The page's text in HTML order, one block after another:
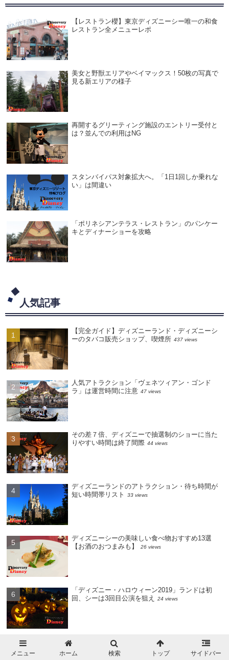
【レストラン櫻】東京ディズニーシー唯一の和食
レストラン全メニューレポ
美女と野獣エリアやベイマックス！50枚の写真で
見る新エリアの様子
再開するグリーティング施設のエントリー受付と
は？並んでの利用はNG
スタンバイパス対象拡大へ。「1日1回しか乗れな
い」は間違い
「ポリネシアンテラス・レストラン」のパンケー
キとディナーショーを攻略
人気記事
【完全ガイド】ディズニーランド・ディズニーシ
ーのタバコ販売ショップ、喫煙所 437 views
人気アトラクション「ヴェネツィアン・ゴンド
ラ」は運営時間に注意 47 views
その差７倍、ディズニーで抽選制のショーに当た
りやすい時間は終了間際 44 views
ディズニーランドのアトラクション・待ち時間が
短い時間帯リスト
33 views
ディズニーシーの美味しい食べ物おすすめ13選
【お酒のおつまみも】
26 views
「ディズニー・ハロウィーン2019」ランドは初
回、シーは3回目公演を狙え
24 views
ヨーホー！「カリブの海賊」は午前中に乗れ！待
ち時間推移や物語を詳しく解説 18 views
メニュー ホーム 検索 トップ サイドバー